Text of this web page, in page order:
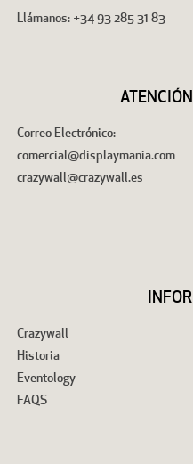
Llámanos: +34 93 285 31 83
Correo Electrónico:
comercial@displaymania.com
crazywall@crazywall.es
Crazywall
Historia
Eventology
FAQS